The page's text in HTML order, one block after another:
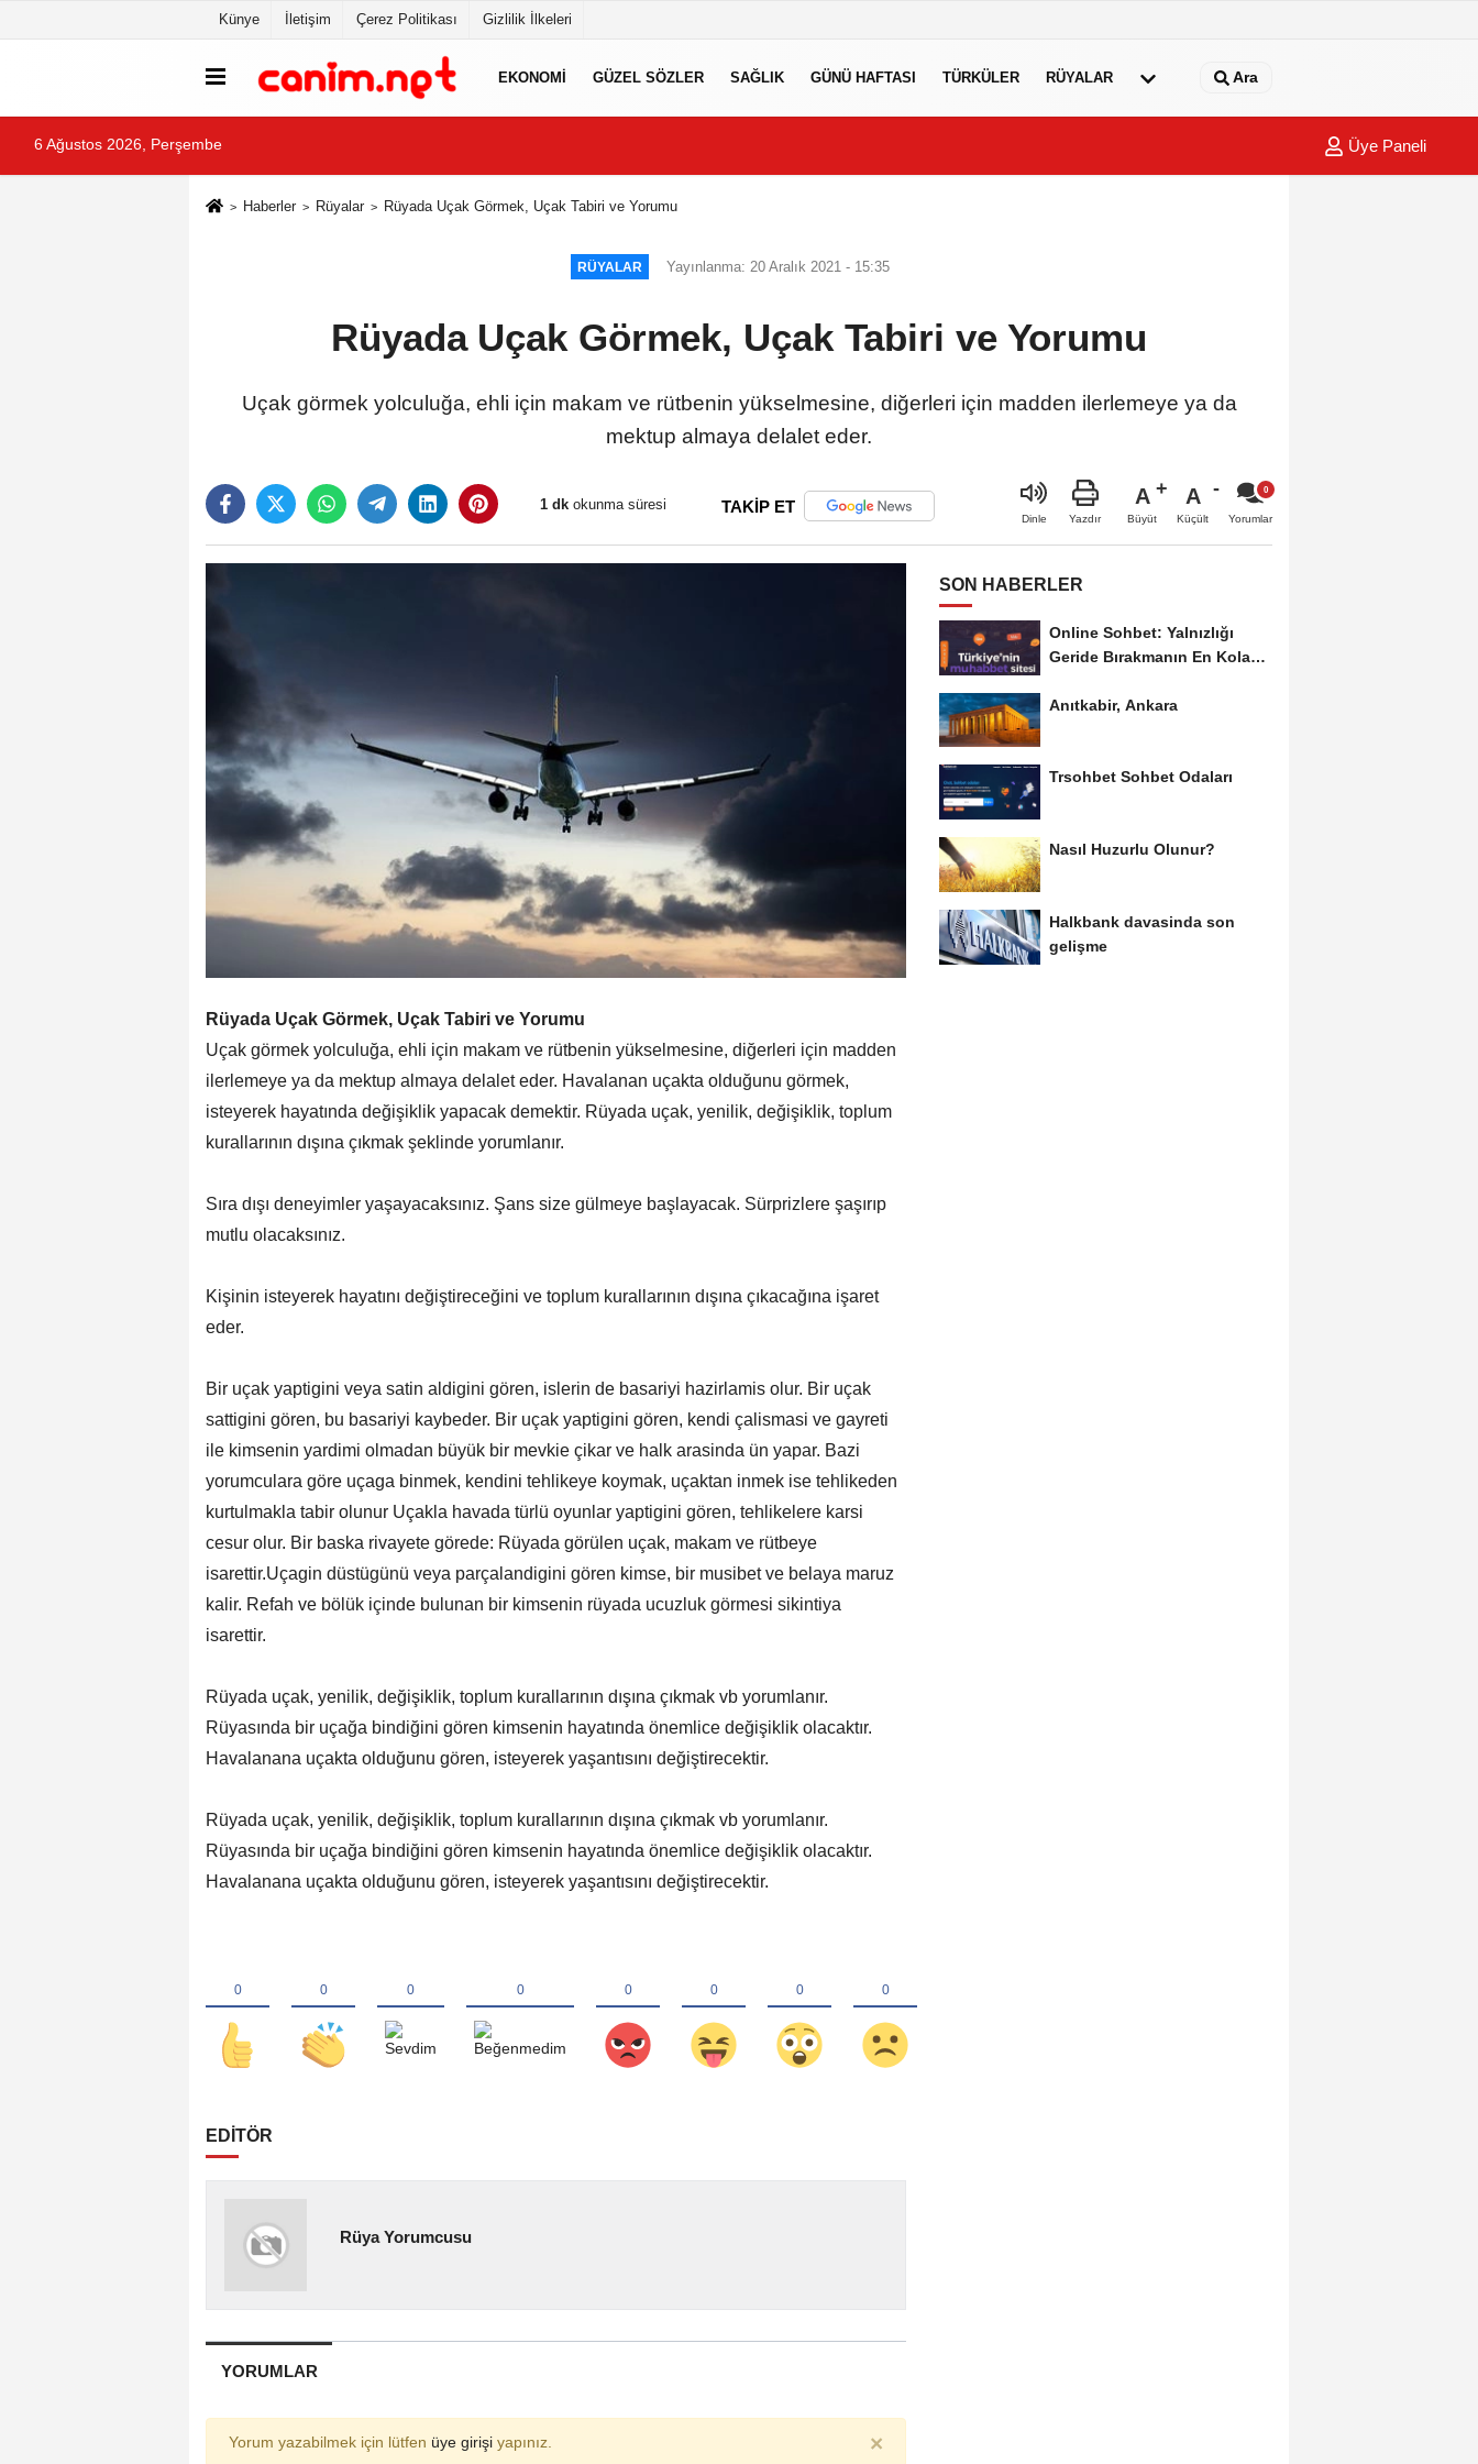
Künye İletişim Çerez Politikası Gizlilik İlkeleri
EKONOMI GÜZEL SÖZLER SAĞLIK GÜNÜ HAFTASI TÜRKÜLER RÜYALAR Ara
6 Ağustos 2026, Perşembe Üye Paneli
Haberler Rüyalar Rüyada Uçak Görmek, Uçak Tabiri ve Yorumu
RÜYALAR Yayınlanma: 20 Aralık 2021 - 15:35
Rüyada Uçak Görmek, Uçak Tabiri ve Yorumu
Uçak görmek yolculuğa, ehli için makam ve rütbenin yükselmesine, diğerleri için madden ilerlemeye ya da
mektup almaya delalet eder.
1 dk okunma süresi TAKİP ET
Dinle Yazdır
A
Büyüt
A
Küçült Yorumlar
Rüyada Uçak Görmek, Uçak Tabiri ve Yorumu
Uçak görmek yolculuğa, ehli için makam ve rütbenin yükselmesine, diğerleri için madden
ilerlemeye ya da mektup almaya delalet eder. Havalanan uçakta olduğunu görmek,
isteyerek hayatında değişiklik yapacak demektir. Rüyada uçak, yenilik, değişiklik, toplum
kurallarının dışına çıkmak şeklinde yorumlanır.
Sıra dışı deneyimler yaşayacaksınız. Şans size gülmeye başlayacak. Sürprizlere şaşırıp
mutlu olacaksınız.
Kişinin isteyerek hayatını değiştireceğini ve toplum kurallarının dışına çıkacağına işaret
eder.
Bir uçak yaptigini veya satin aldigini gören, islerin de basariyi hazirlamis olur. Bir uçak
sattigini gören, bu basariyi kaybeder. Bir uçak yaptigini gören, kendi çalismasi ve gayreti
ile kimsenin yardimi olmadan büyük bir mevkie çikar ve halk arasinda ün yapar. Bazi
yorumculara göre uçaga binmek, kendini tehlikeye koymak, uçaktan inmek ise tehlikeden
kurtulmakla tabir olunur Uçakla havada türlü oyunlar yaptigini gören, tehlikelere karsi
cesur olur. Bir baska rivayete görede: Rüyada görülen uçak, makam ve rütbeye
isarettir.Uçagin düstügünü veya parçalandigini gören kimse, bir musibet ve belaya maruz
kalir. Refah ve bölük içinde bulunan bir kimsenin rüyada ucuzluk görmesi sikintiya
isarettir.
Rüyada uçak, yenilik, değişiklik, toplum kurallarının dışına çıkmak vb yorumlanır.
Rüyasında bir uçağa bindiğini gören kimsenin hayatında önemlice değişiklik olacaktır.
Havalanana uçakta olduğunu gören, isteyerek yaşantısını değiştirecektir.
Rüyada uçak, yenilik, değişiklik, toplum kurallarının dışına çıkmak vb yorumlanır.
Rüyasında bir uçağa bindiğini gören kimsenin hayatında önemlice değişiklik olacaktır.
Havalanana uçakta olduğunu gören, isteyerek yaşantısını değiştirecektir.
EDİTÖR
Rüya Yorumcusu
YORUMLAR
Yorum yazabilmek için lütfen üye girişi yapınız. ×
SON HABERLER
Online Sohbet: Yalnızlığı
Geride Bırakmanın En Kolay
Anıtkabir, Ankara
Trsohbet Sohbet Odaları
Nasıl Huzurlu Olunur?
Halkbank davasinda son
gelişme